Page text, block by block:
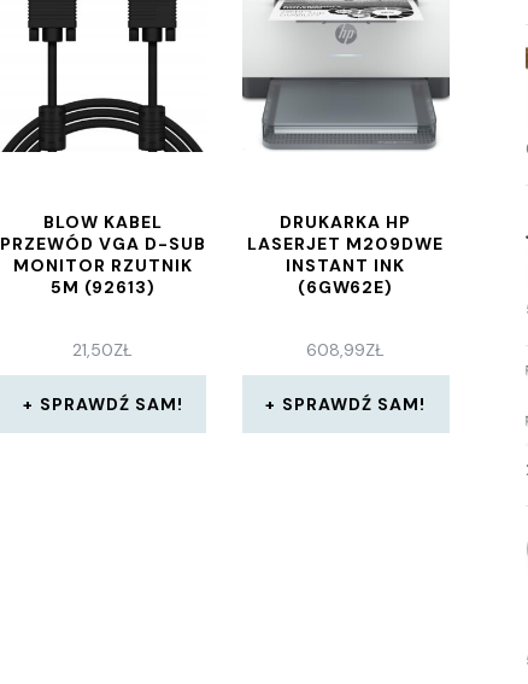
BLOW KABEL
PRZEWÓD VGA D-SUB
MONITOR RZUTNIK
5M (92613)
21,50ZŁ
SPRAWDŹ SAM!
DRUKARKA HP
LASERJET M209DWE
INSTANT INK
(6GW62E)
608,99ZŁ
SPRAWDŹ SAM!